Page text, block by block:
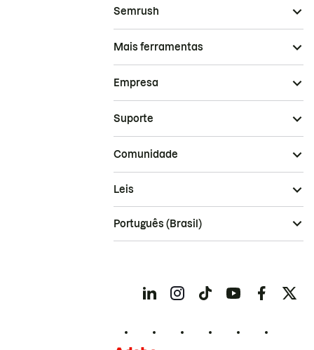
Semrush
Mais ferramentas
Empresa
Suporte
Comunidade
Leis
Português (Brasil)